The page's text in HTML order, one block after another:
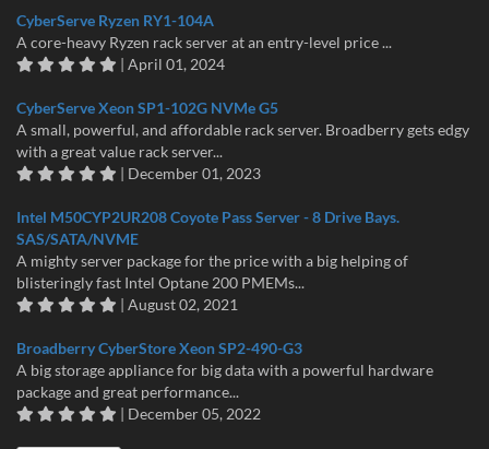
CyberServe Ryzen RY1-104A
A core-heavy Ryzen rack server at an entry-level price ...
| April 01, 2024
CyberServe Xeon SP1-102G NVMe G5
A small, powerful, and affordable rack server. Broadberry gets edgy
with a great value rack server...
| December 01, 2023
Intel M50CYP2UR208 Coyote Pass Server - 8 Drive Bays.
SAS/SATA/NVME
A mighty server package for the price with a big helping of
blisteringly fast Intel Optane 200 PMEMs...
| August 02, 2021
Broadberry CyberStore Xeon SP2-490-G3
A big storage appliance for big data with a powerful hardware
package and great performance...
| December 05, 2022